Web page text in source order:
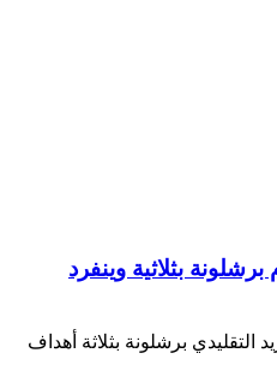
بثلاثية وينفرد
التقليدي برشلونة بثلاثة أهداف